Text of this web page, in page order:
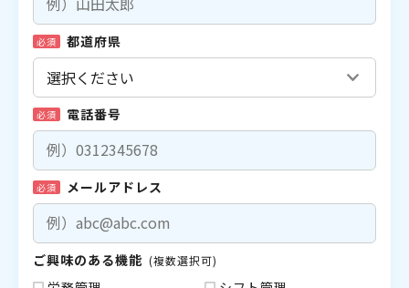
必須 都道府県
必須 電話番号
必須 メールアドレス
ご興味のある機能 (複数選択可)